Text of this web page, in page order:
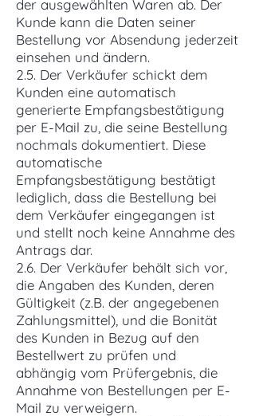
der ausgewählten Waren ab. Der
Kunde kann die Daten seiner
Bestellung vor Absendung jederzeit
einsehen und ändern.
2.5. Der Verkäufer schickt dem
Kunden eine automatisch
generierte Empfangsbestätigung
per E-Mail zu, die seine Bestellung
nochmals dokumentiert. Diese
automatische
Empfangsbestätigung bestätigt
lediglich, dass die Bestellung bei
dem Verkäufer eingegangen ist
und stellt noch keine Annahme des
Antrags dar.
2.6. Der Verkäufer behält sich vor,
die Angaben des Kunden, deren
Gültigkeit (z.B. der angegebenen
Zahlungsmittel), und die Bonität
des Kunden in Bezug auf den
Bestellwert zu prüfen und
abhängig vom Prüfergebnis, die
Annahme von Bestellungen per E-
Mail zu verweigern.